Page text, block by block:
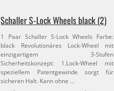
Schaller S-​Lock Wheels black (2)
1 Paar Schaller S-​Lock Wheels Farbe:
black Revolutionäres Lock-​Wheel mit
einzigartigem 3-​Stufen
Sicherheitskonzept: 1.​Lock-​Wheel mit
speziellem Patentgewinde sorgt für
sicheren Halt. Kann ohne …